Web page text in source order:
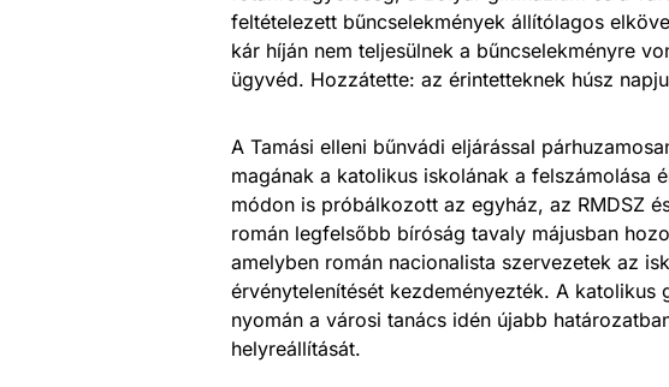
feltételezett bűncselekmények állítólagos
kár híján nem teljesülnek a bűncselekményre
ügyvéd. Hozzátette: az érintetteknek húsz
A Tamási elleni bűnvádi eljárással
magának a katolikus iskolának a felszámolása
módon is próbálkozott az egyház, az RMDSZ
román legfelsőbb bíróság tavaly májusban
amelyben román nacionalista szervezetek az
érvénytelenítését kezdeményezték. A
nyomán a városi tanács idén újabb
helyreállítását.